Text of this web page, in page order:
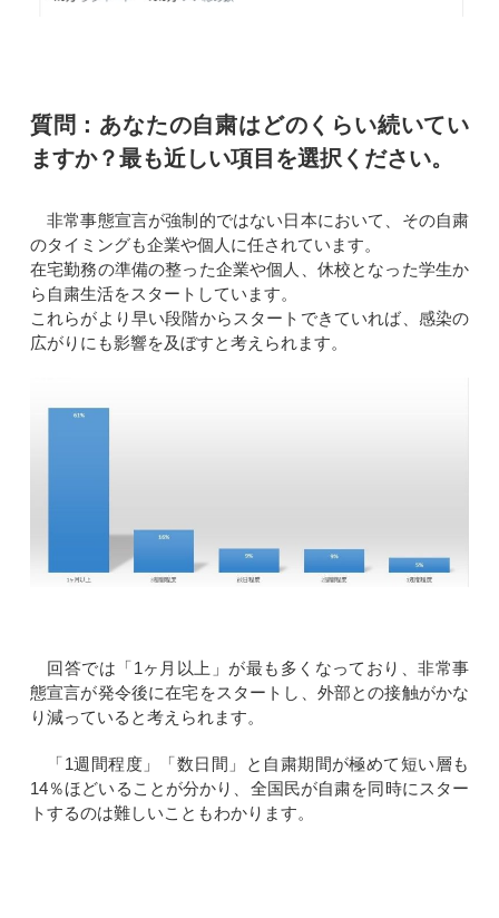
質問：あなたの自粛はどのくらい続いてい
ますか？最も近しい項目を選択ください。
非常事態宣言が強制的ではない日本において、その自粛
のタイミングも企業や個人に任されています。
在宅勤務の準備の整った企業や個人、休校となった学生か
ら自粛生活をスタートしています。
これらがより早い段階からスタートできていれば、感染の
広がりにも影響を及ぼすと考えられます。
回答では「1ヶ月以上」が最も多くなっており、非常事
態宣言が発令後に在宅をスタートし、外部との接触がかな
り減っていると考えられます。
「1週間程度」「数日間」と自粛期間が極めて短い層も
14％ほどいることが分かり、全国民が自粛を同時にスター
トするのは難しいこともわかります。